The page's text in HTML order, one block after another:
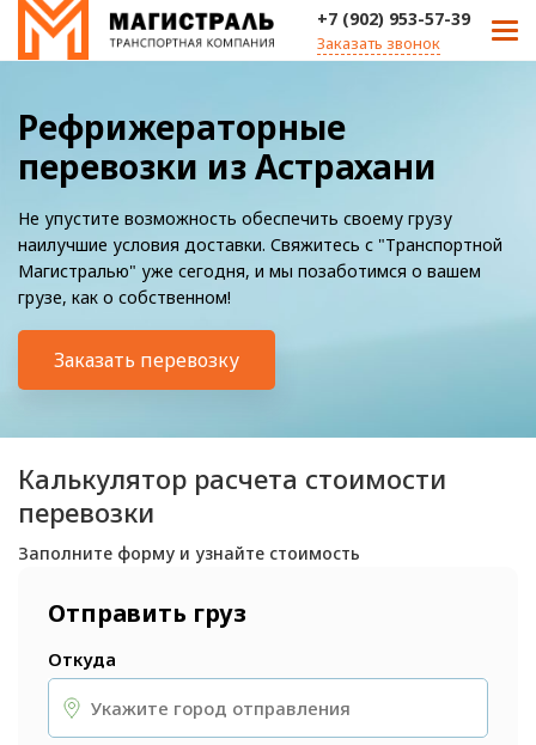
+7 (902) 953-57-39
Заказать звонок
Рефрижераторные
перевозки из Астрахани
Не упустите возможность обеспечить своему грузу
наилучшие условия доставки. Свяжитесь с "Транспортной
Магистралью" уже сегодня, и мы позаботимся о вашем
грузе, как о собственном!
Заказать перевозку
Калькулятор расчета стоимости
перевозки
Заполните форму и узнайте стоимость
Отправить груз
Откуда